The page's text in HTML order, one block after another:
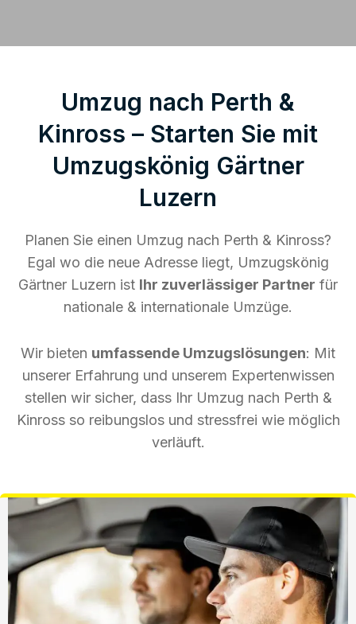
Umzug nach Perth &
Kinross – Starten Sie mit
Umzugskönig Gärtner
Luzern
Planen Sie einen Umzug nach Perth & Kinross?
Egal wo die neue Adresse liegt, Umzugskönig
Gärtner Luzern ist Ihr zuverlässiger Partner für
nationale & internationale Umzüge.
Wir bieten umfassende Umzugslösungen: Mit
unserer Erfahrung und unserem Expertenwissen
stellen wir sicher, dass Ihr Umzug nach Perth &
Kinross so reibungslos und stressfrei wie möglich
verläuft.